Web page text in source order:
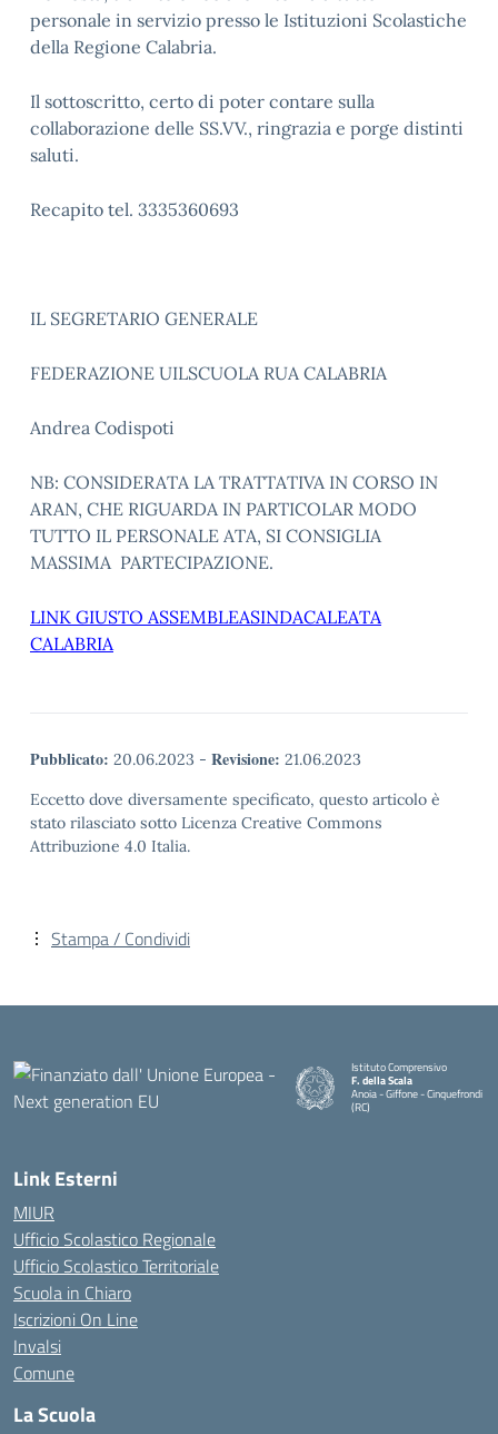
personale in servizio presso le Istituzioni Scolastiche
della Regione Calabria.
Il sottoscritto, certo di poter contare sulla
collaborazione delle SS.VV., ringrazia e porge distinti
saluti.
Recapito tel. 3335360693
IL SEGRETARIO GENERALE
FEDERAZIONE UILSCUOLA RUA CALABRIA
Andrea Codispoti
NB: CONSIDERATA LA TRATTATIVA IN CORSO IN
ARAN, CHE RIGUARDA IN PARTICOLAR MODO
TUTTO IL PERSONALE ATA, SI CONSIGLIA
MASSIMA PARTECIPAZIONE.
LINK GIUSTO ASSEMBLEASINDACALEATA
CALABRIA
Pubblicato: 20.06.2023 - Revisione: 21.06.2023
Eccetto dove diversamente specificato, questo articolo è
stato rilasciato sotto Licenza Creative Commons
Attribuzione 4.0 Italia.
Stampa / Condividi
Istituto Comprensivo
F. della Scala
Anoia - Giffone - Cinquefrondi
(RC)
Link Esterni
MIUR
Ufficio Scolastico Regionale
Ufficio Scolastico Territoriale
Scuola in Chiaro
Iscrizioni On Line
Invalsi
Comune
La Scuola